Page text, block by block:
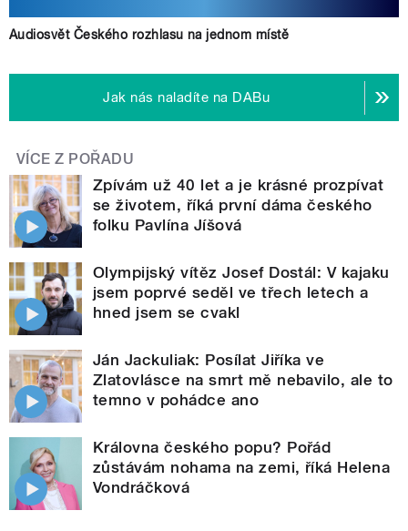
Audiosvět Českého rozhlasu na jednom místě
Jak nás naladíte na DABu
VÍCE Z POŘADU
Zpívám už 40 let a je krásné prozpívat
se životem, říká první dáma českého
folku Pavlína Jíšová
Olympijský vítěz Josef Dostál: V kajaku
jsem poprvé seděl ve třech letech a
hned jsem se cvakl
Ján Jackuliak: Posílat Jiříka ve
Zlatovlásce na smrt mě nebavilo, ale to
temno v pohádce ano
Královna českého popu? Pořád
zůstávám nohama na zemi, říká Helena
Vondráčková